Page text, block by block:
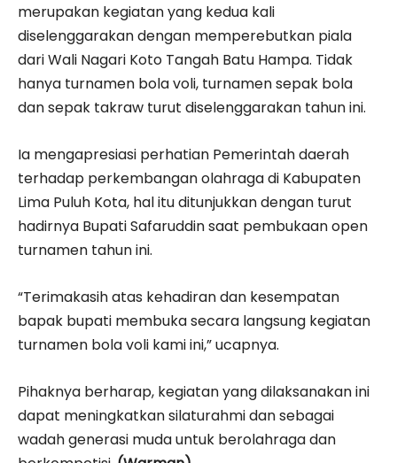
merupakan kegiatan yang kedua kali
diselenggarakan dengan memperebutkan piala
dari Wali Nagari Koto Tangah Batu Hampa. Tidak
hanya turnamen bola voli, turnamen sepak bola
dan sepak takraw turut diselenggarakan tahun ini.
Ia mengapresiasi perhatian Pemerintah daerah
terhadap perkembangan olahraga di Kabupaten
Lima Puluh Kota, hal itu ditunjukkan dengan turut
hadirnya Bupati Safaruddin saat pembukaan open
turnamen tahun ini.
“Terimakasih atas kehadiran dan kesempatan
bapak bupati membuka secara langsung kegiatan
turnamen bola voli kami ini,” ucapnya.
Pihaknya berharap, kegiatan yang dilaksanakan ini
dapat meningkatkan silaturahmi dan sebagai
wadah generasi muda untuk berolahraga dan